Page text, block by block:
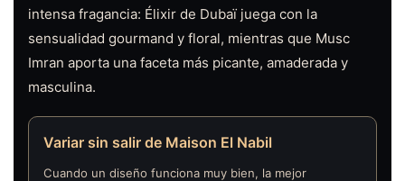
intensa fragancia: Élixir de Dubaï juega con la
sensualidad gourmand y floral, mientras que Musc
Imran aporta una faceta más picante, amaderada y
masculina.
Variar sin salir de Maison El Nabil
Cuando un diseño funciona muy bien, la mejor